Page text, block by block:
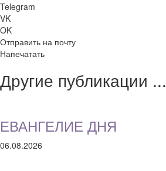
Telegram
VK
OK
Отправить на почту
Напечатать
Другие публикации ...
ЕВАНГЕЛИЕ ДНЯ
06.08.2026